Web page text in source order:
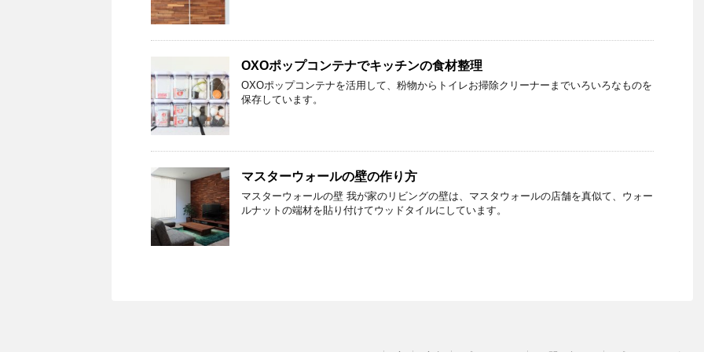
OXOポップコンテナでキッチンの食材整理
OXOポップコンテナを活用して、粉物からトイレお掃除クリーナーまでいろいろなものを
保存しています。
マスターウォールの壁の作り方
マスターウォールの壁 我が家のリビングの壁は、マスタウォールの店舗を真似て、ウォー
ルナットの端材を貼り付けてウッドタイルにしています。